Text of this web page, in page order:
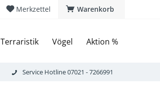
Warenkorb
Merkzettel
Terraristik Vögel Aktion %
Service Hotline 07021 - 7266991